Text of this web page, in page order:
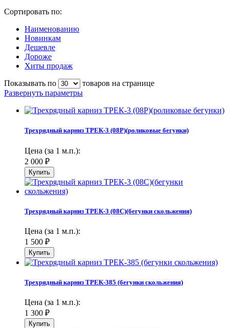
Сортировать по:
Наименованию
Новинкам
Дешевле
Дороже
Хиты продаж
Показывать по
товаров на странице
Развернуть параметры
Трехрядный карниз ТРЕК-3 (08Р)(роликовые бегунки)
Цена (за 1 м.п.):
2 000 ₽
Трехрядный карниз ТРЕК-3 (08С)(бегунки скольжения)
Цена (за 1 м.п.):
1 500 ₽
Трехрядный карниз ТРЕК-385 (бегунки скольжения)
Цена (за 1 м.п.):
1 300 ₽